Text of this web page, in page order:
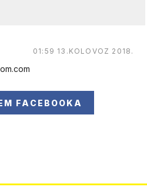
01:59 13.KOLOVOZ 2018.
FACEBOOKA